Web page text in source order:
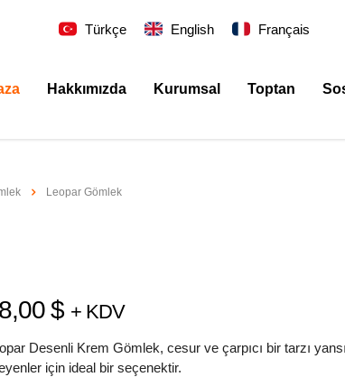
Türkçe English Français
Hakkımızda Kurumsal Toptan
Leopar Gömlek
$ + KDV
Desenli Krem Gömlek, cesur ve çarpıcı bir tarzı
için ideal bir seçenektir.